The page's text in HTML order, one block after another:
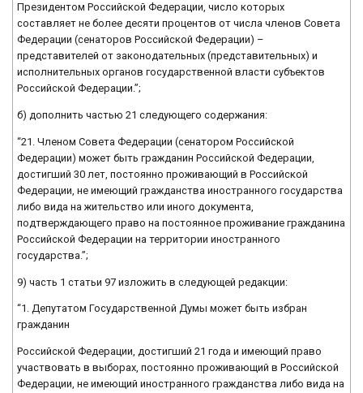
Президентом Российской Федерации, число которых
составляет не более десяти процентов от числа членов Совета
Федерации (сенаторов Российской Федерации) –
представителей от законодательных (представительных) и
исполнительных органов государственной власти субъектов
Российской Федерации.”;
б) дополнить частью 21 следующего содержания:
“21. Членом Совета Федерации (сенатором Российской
Федерации) может быть гражданин Российской Федерации,
достигший 30 лет, постоянно проживающий в Российской
Федерации, не имеющий гражданства иностранного государства
либо вида на жительство или иного документа,
подтверждающего право на постоянное проживание гражданина
Российской Федерации на территории иностранного
государства.”;
9) часть 1 статьи 97 изложить в следующей редакции:
“1. Депутатом Государственной Думы может быть избран
гражданин
Российской Федерации, достигший 21 года и имеющий право
участвовать в выборах, постоянно проживающий в Российской
Федерации, не имеющий иностранного гражданства либо вида на